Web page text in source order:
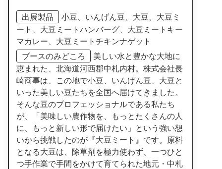
出展製品
小豆、いんげん豆、大豆、大豆ミ
ート、大豆ミートハンバーグ、大豆ミートキー
マカレー、大豆ミートチキンナゲット
ブースのみどころ
美しい水と豊かな大地に
恵まれた、北海道河西郡中札内村。株式会社長
崎商事は、この地で小豆、いんげん豆、大豆と
いった美しい豆たちを全国へ届けてきました。
そんな豆のプロフェッショナルである私たち
が、「美味しい農作物を、もっとたくさんの人
に、もっと新しい形で届けたい」という強い想
いから挑戦したのが『大豆ミート』です。原料
となる大豆は、除草剤を極力使わず、一つひと
つ手作業で手間をかけて育てられた地元・中札